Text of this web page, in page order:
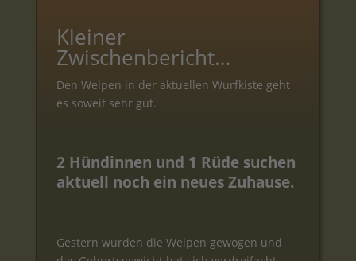
Kleiner
Zwischenbericht…
Den Welpen in der aktuellen Wurfkiste geht
es soweit sehr gut.
2 Hündinnen und 1 Rüde suchen
aktuell noch ein neues Zuhause.
Gestern wurden die Welpen gewogen und